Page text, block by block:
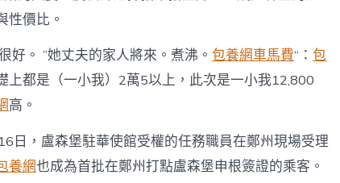
中
性價比。
好。 ”她丈夫的家人將來。煮沸。 包養網車馬費“： 包
上都是（一小我）2萬5以上，此次是一小我12,800
高。
日，盧森堡駐華使館受權的任務職員在鄭州現場受理
養網也成為首批在鄭州打點盧森堡申根簽證的乘客。